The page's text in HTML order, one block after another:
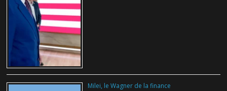
Milei, le Wagner de la finance